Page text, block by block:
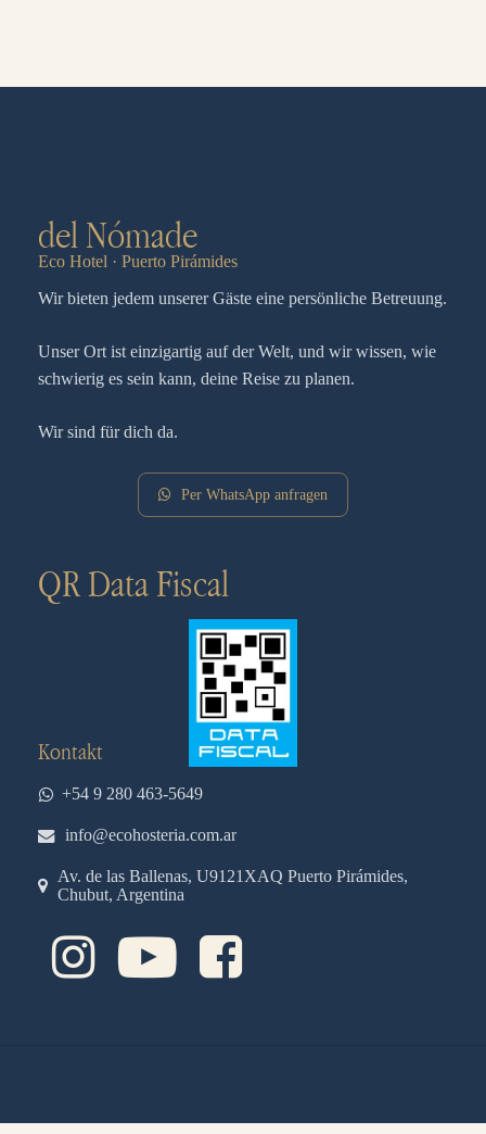
del Nómade
Eco Hotel · Puerto Pirámides
Wir bieten jedem unserer Gäste eine persönliche Betreuung.
Unser Ort ist einzigartig auf der Welt, und wir wissen, wie
schwierig es sein kann, deine Reise zu planen.
Wir sind für dich da.
Per WhatsApp anfragen
QR Data Fiscal
Kontakt
+54 9 280 463-5649
info@ecohosteria.com.ar
Av. de las Ballenas, U9121XAQ Puerto Pirámides,
Chubut, Argentina